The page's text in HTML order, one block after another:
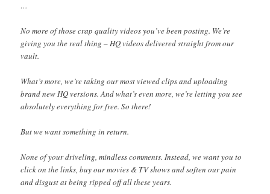
…
No more of those crap quality videos you’ve been posting. We’re
giving you the real thing – HQ videos delivered straight from our
vault.
What’s more, we’re taking our most viewed clips and uploading
brand new HQ versions. And what’s even more, we’re letting you see
absolutely everything for free. So there!
But we want something in return.
None of your driveling, mindless comments. Instead, we want you to
click on the links, buy our movies & TV shows and soften our pain
and disgust at being ripped off all these years.